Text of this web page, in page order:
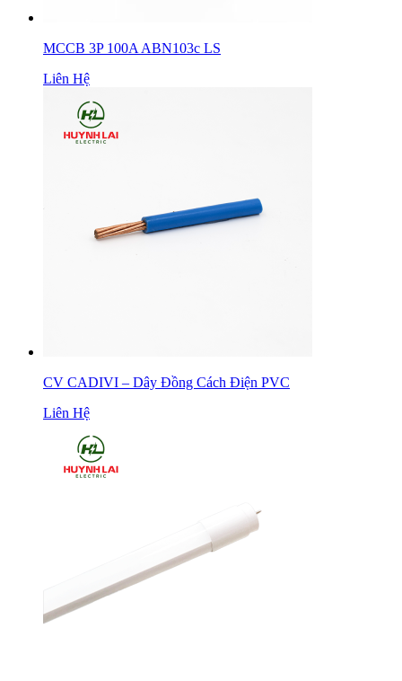
MCCB 3P 100A ABN103c LS
Liên Hệ
CV CADIVI – Dây Đồng Cách Điện PVC
Liên Hệ